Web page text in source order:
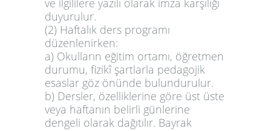
ve ilgililere yazılı olarak imza karşılığı
duyurulur.
(2) Haftalık ders programı
düzenlenirken:
a) Okulların eğitim ortamı, öğretmen
durumu, fizikî şartlarla pedagojik
esaslar göz önünde bulundurulur.
b) Dersler, özelliklerine göre üst üste
veya haftanın belirli günlerine
dengeli olarak dağıtılır. Bayrak